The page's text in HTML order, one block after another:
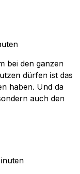
bei den ganzen
dürfen ist das
haben. Und da
auch den